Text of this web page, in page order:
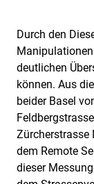
Durch den
deutlichen
können. Aus
beider Basel
Zürcherstrasse
dem Remote
dieser